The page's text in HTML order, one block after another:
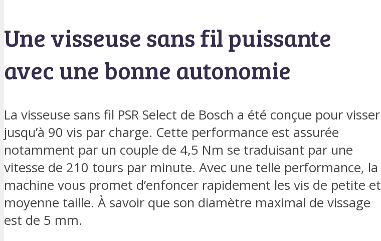
Une visseuse sans fil puissante
avec une bonne autonomie
La visseuse sans fil PSR Select de Bosch a été conçue pour visser
jusqu’à 90 vis par charge. Cette performance est assurée
notamment par un couple de 4,5 Nm se traduisant par une
vitesse de 210 tours par minute. Avec une telle performance, la
machine vous promet d’enfoncer rapidement les vis de petite et
moyenne taille. À savoir que son diamètre maximal de vissage
est de 5 mm.